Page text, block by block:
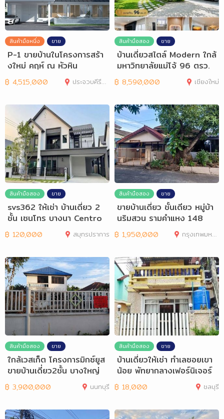
สินค้ามือหนึ่ง ขาย
P-1 ขายบ้านในโครงการสร้า
งใหม่ คฤห์ ณ หัวหิน
฿ 4,515,000 ประจวบคีรีขันธ์
สินค้ามือสอง ขาย
บ้านเดี่ยวสไตล์ Modern ใกล้
มหาวิทยาลัยแม่โจ้ 96 ตรว.
฿ 8,590,000 เชียงใหม่
สินค้ามือสอง ขาย
svs362 ให้เช่า บ้านเดี่ยว 2
ชั้น เซนโทร บางนา Centro
Bangna
฿ 120,000 สมุทรปราการ
สินค้ามือสอง ขาย
ขายบ้านเดี่ยว ชั้นเดียว หมู่บ้า
นริมสวน รามคำแหง 148
฿ 1,950,000 กรุงเทพมหานคร
สินค้ามือสอง ขาย
ใกล้เวสเก็ต โครงการมิกซ์ยูส
ขายบ้านเดี่ยว2ชั้น บางใหญ่
฿ 3,900,000 นนทบุรี
สินค้ามือสอง ขาย
บ้านเดี่ยวให้เช่า ทำเลซอยเขา
น้อย พัทยากลางเฟอร์นิเจอร์
ครบ
฿ 18,000 ชลบุรี